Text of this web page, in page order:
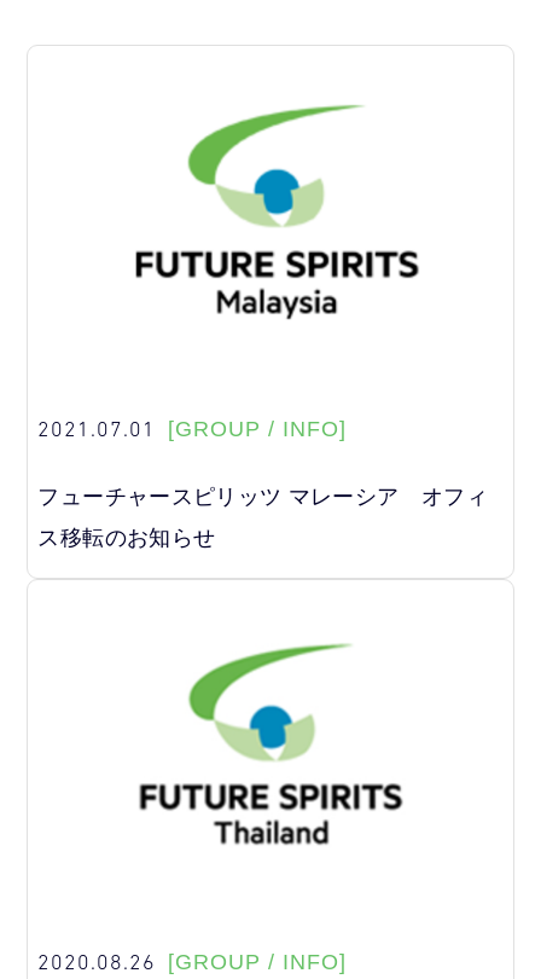
2021.07.01 [GROUP / INFO]
フューチャースピリッツ マレーシア オフィ
ス移転のお知らせ
2020.08.26 [GROUP / INFO]